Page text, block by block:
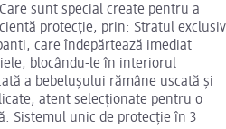
sunt special create pentru a
protecție, prin: Stratul exclusiv
care îndepărtează imediat
blocându-le în interiorul
a bebelușului rămâne uscată și
atent selecționate pentru o
Sistemul unic de protecție în 3